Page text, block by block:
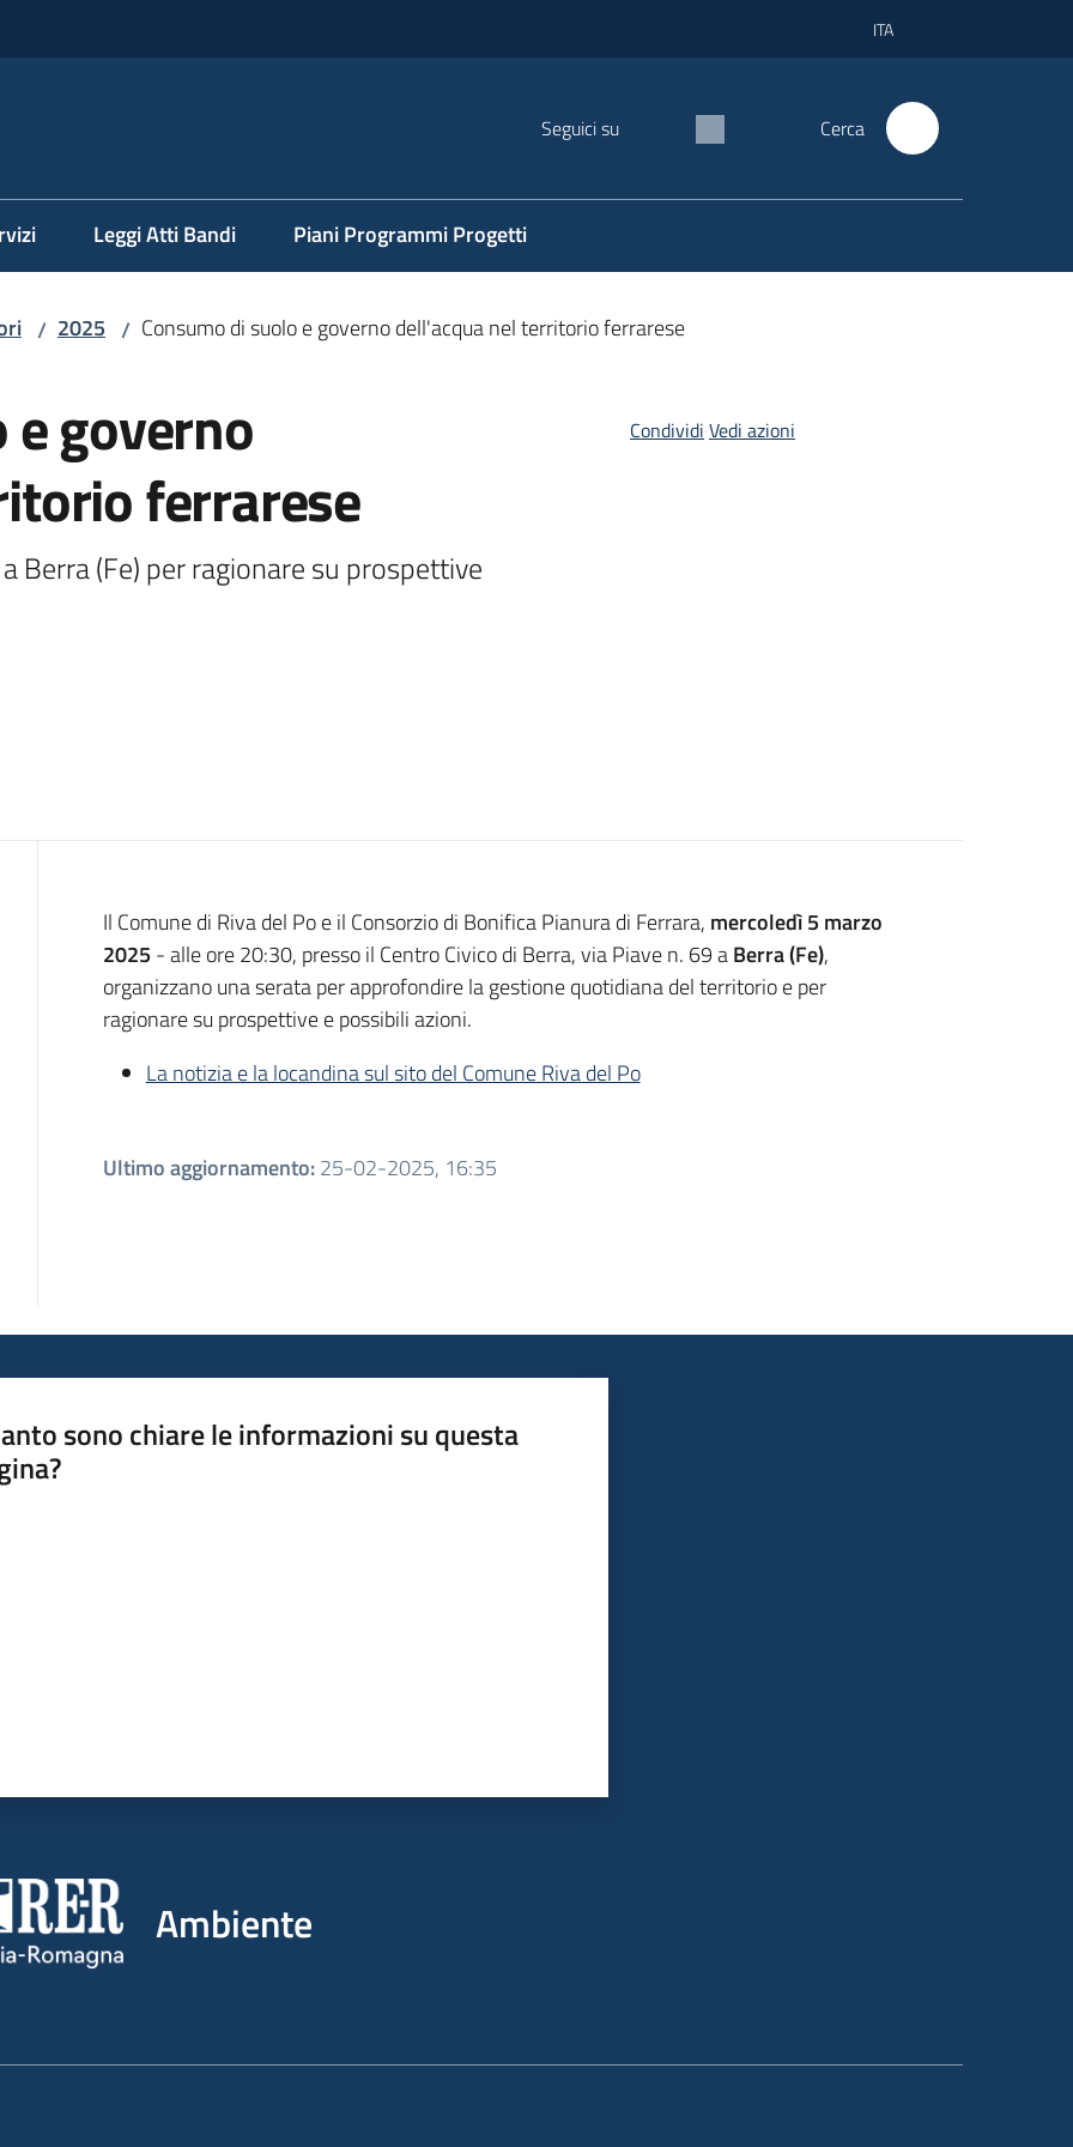
ITA
Seguici su Cerca
Leggi Atti Bandi Piani Programmi Progetti
/ 2025 / Consumo di suolo e governo dell'acqua nel territorio ferrarese
governo
ferrarese
Berra (Fe) per ragionare su prospettive
Condividi Vedi azioni
Introduzione
Il Comune di Riva del Po e il Consorzio di Bonifica Pianura di Ferrara, mercoledì 5 marzo
2025 - alle ore 20:30, presso il Centro Civico di Berra, via Piave n. 69 aBerra (Fe),
organizzano una serata per approfondire la gestione quotidiana del territorio e per
ragionare su prospettive e possibili azioni.
La notizia e la locandina sul sito del Comune Riva del Po
Ultimo aggiornamento:25-02-2025, 16:35
sono chiare le informazioni su questa
Ambiente